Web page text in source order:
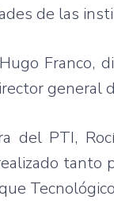
de las
Franco,
general
del PTI,
tanto